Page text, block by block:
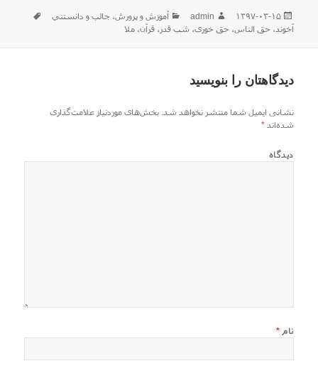
ارسال
شده
۱۳۹۷-۰۳-۱۵ نویسنده
admin دسته‌ها
آموزش و پرورش،جالب و دانستني
آخوند ،حق الناس،حق خوری، شب قدر ،قرآن،ملا
دیدگاهتان را بنویسید
نشانی ایمیل شما منتشر نخواهد شد. بخش‌های موردنیاز علامت‌گذاری
شده‌اند*
دیدگاه
نام *